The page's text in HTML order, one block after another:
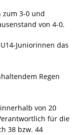
zum 3-0 und
von 4-0.
Juniorinnen das
Regen
von 20
für die
38 bzw. 44